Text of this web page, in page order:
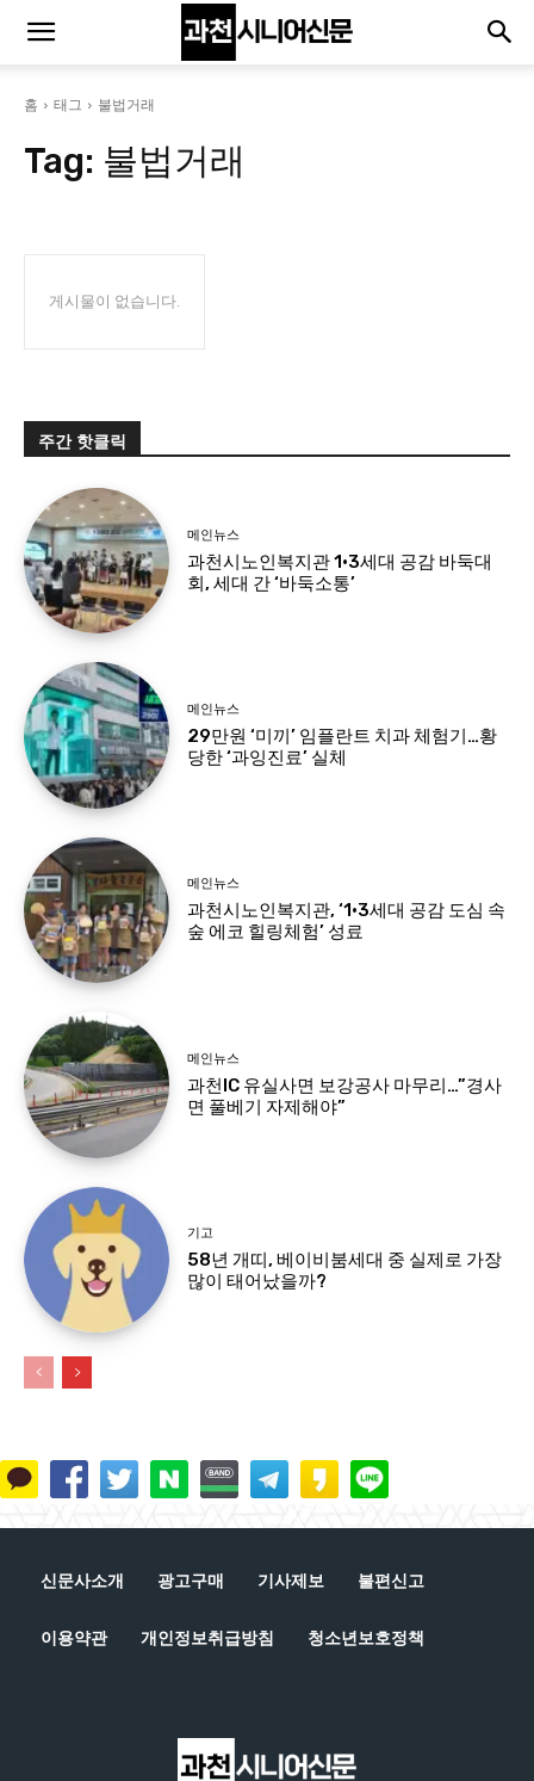
홈 태그 불법거래
Tag: 불법거래
게시물이 없습니다.
주간 핫클릭
메인뉴스
과천시노인복지관 1·3세대 공감 바둑대
회, 세대 간 ‘바둑소통’
메인뉴스
29만원 ‘미끼’ 임플란트 치과 체험기…황
당한 ‘과잉진료’ 실체
메인뉴스
과천시노인복지관, ‘1·3세대 공감 도심 속
숲 에코 힐링체험’ 성료
메인뉴스
과천IC 유실사면 보강공사 마무리…”경사
면 풀베기 자제해야”
기고
58년 개띠, 베이비붐세대 중 실제로 가장
많이 태어났을까?
신문사소개 광고구매 기사제보 불편신고
이용약관 개인정보취급방침 청소년보호정책